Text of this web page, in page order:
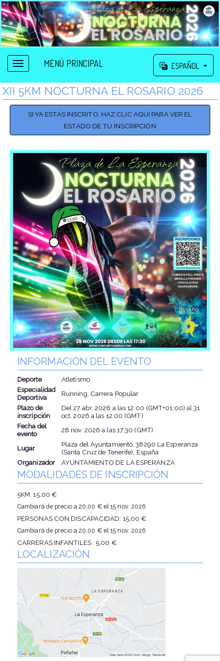
MENÚ PRINCIPAL ESPAÑOL
XII 5KM NOCTURNA EL ROSARIO 2026
INFORMACIÓN DEL EVENTO
Deporte
Atletismo
Especialidad
Deportiva
Running, Carrera Popular
Plazo de
inscripción
Del27 abr. 2026 a las12:00 (GMT+01:00) al31
oct. 2026 a las 12:00 (GMT)
Fecha del
evento
28 nov. 2026 a las17:30 (GMT)
Lugar
Plaza del Ayuntamiento, 38290 La Esperanza
(Santa Cruz de Tenerife), España
Organizador
AYUNTAMIENTO DE LA ESPERANZA
MODALIDADES DE INSCRIPCIÓN
5KM: 15,00 €
Cambiará de precio a 20,00 € el 15 nov. 2026
PERSONAS CON DISCAPACIDAD: 15,00 €
Cambiará de precio a 20,00 € el 15 nov. 2026
CARRERAS INFANTILES : 5,00 €
LOCALIZACIÓN